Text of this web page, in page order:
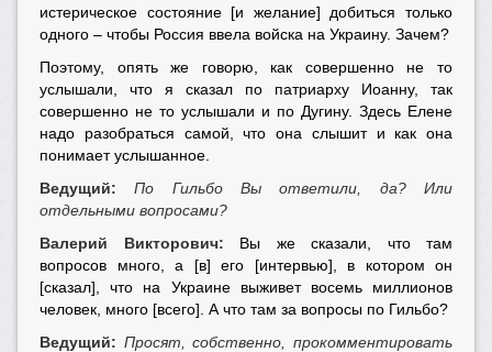
истерическое состояние [и желание] добиться только
одного – чтобы Россия ввела войска на Украину. Зачем?
Поэтому, опять же говорю, как совершенно не то
услышали, что я сказал по патриарху Иоанну, так
совершенно не то услышали и по Дугину. Здесь Елене
надо разобраться самой, что она слышит и как она
понимает услышанное.
Ведущий:
По Гильбо Вы ответили, да? Или
отдельными вопросами?
Валерий Викторович: Вы же сказали, что там
вопросов много, а [в] его [интервью], в котором он
[сказал], что на Украине выживет восемь миллионов
человек, много [всего]. А что там за вопросы по Гильбо?
Ведущий: Просят, собственно, прокомментировать